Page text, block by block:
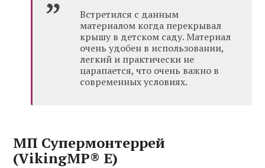
Встретился с данным
материалом когда перекрывал
крышу в детском саду. Материал
очень удобен в использовании,
легкий и практически не
царапается, что очень важно в
современных условиях.
МП Супермонтеррей
(VikingMP® Е)